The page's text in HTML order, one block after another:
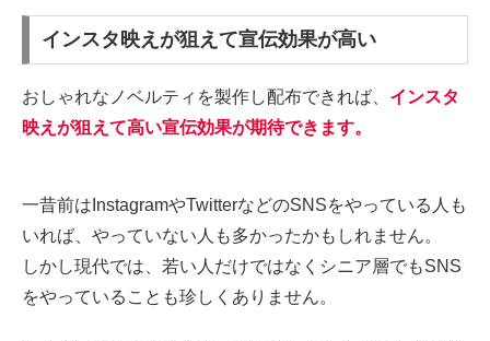
インスタ映えが狙えて宣伝効果が高い
おしゃれなノベルティを製作し配布できれば、 インスタ
映えが狙えて高い宣伝効果が期待できます。
一昔前はInstagramやTwitterなどのSNSをやっている人も
いれば、やっていない人も多かったかもしれません。
しかし現代では、若い人だけではなくシニア層でもSNS
をやっていることも珍しくありません。